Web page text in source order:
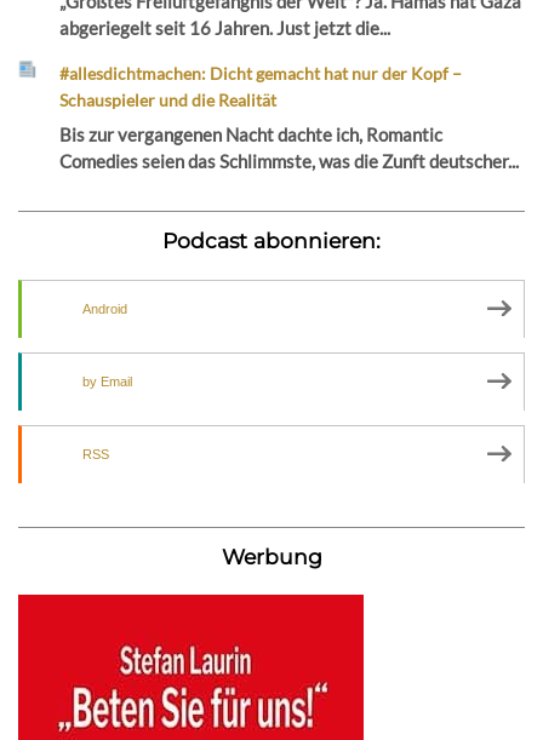
abgeriegelt seit 16 Jahren. Just jetzt die...
#allesdichtmachen: Dicht gemacht hat nur der Kopf –
Schauspieler und die Realität
Bis zur vergangenen Nacht dachte ich, Romantic
Comedies seien das Schlimmste, was die Zunft deutscher...
Podcast abonnieren:
Android
by Email
RSS
Werbung